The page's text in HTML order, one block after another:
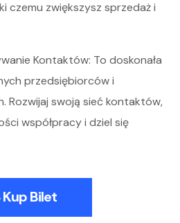
czemu zwiększysz sprzedaż i
Kontaktów: To doskonała
przedsiębiorców i
Rozwijaj swoją sieć kontaktów,
współpracy i dziel się
Kup Bilet